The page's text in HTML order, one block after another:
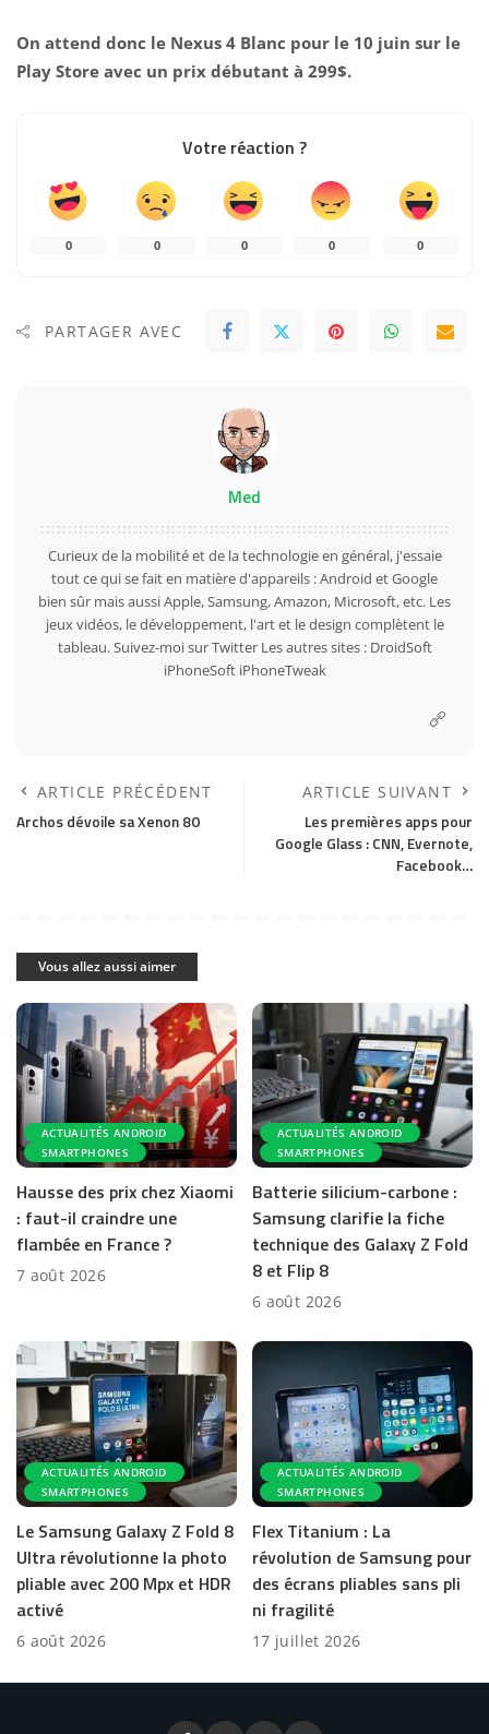
On attend donc le Nexus 4 Blanc pour le 10 juin sur le
Play Store avec un prix débutant à 299$.
Votre réaction ?
0 0 0 0 0
PARTAGER AVEC
Med
Curieux de la mobilité et de la technologie en général, j'essaie
tout ce qui se fait en matière d'appareils : Android et Google
bien sûr mais aussi Apple, Samsung, Amazon, Microsoft, etc. Les
jeux vidéos, le développement, l'art et le design complètent le
tableau. Suivez-moi surTwitterLes autres sites : DroidSoft
iPhoneSoft iPhoneTweak
ARTICLE PRÉCÉDENT
Archos dévoile sa Xenon 80
ARTICLE SUIVANT
Les premières apps pour
Google Glass : CNN, Evernote,
Facebook…
Vous allez aussi aimer
ACTUALITÉS ANDROID
SMARTPHONES
Hausse des prix chez Xiaomi
: faut-il craindre une
flambée en France ?
7 août 2026
ACTUALITÉS ANDROID
SMARTPHONES
Batterie silicium-carbone :
Samsung clarifie la fiche
technique des Galaxy Z Fold
8 et Flip 8
6 août 2026
ACTUALITÉS ANDROID
SMARTPHONES
Le Samsung Galaxy Z Fold 8
Ultra révolutionne la photo
pliable avec 200 Mpx et HDR
activé
6 août 2026
ACTUALITÉS ANDROID
SMARTPHONES
Flex Titanium : La
révolution de Samsung pour
des écrans pliables sans pli
ni fragilité
17 juillet 2026